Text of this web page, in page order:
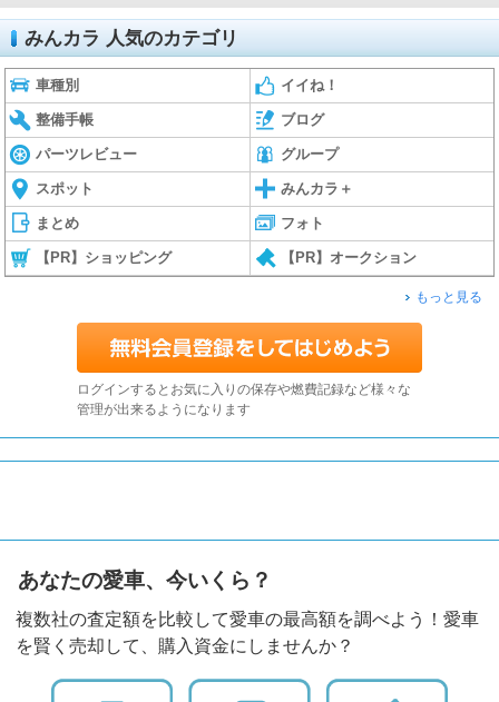
みんカラ 人気のカテゴリ
車種別 イイね！
整備手帳 ブログ
パーツレビュー グループ
スポット みんカラ＋
まとめ フォト
【PR】ショッピング 【PR】オークション
もっと見る
ログインするとお気に入りの保存や燃費記録など様々な
管理が出来るようになります
あなたの愛車、今いくら？
複数社の査定額を比較して愛車の最高額を調べよう！愛車
を賢く売却して、購入資金にしませんか？